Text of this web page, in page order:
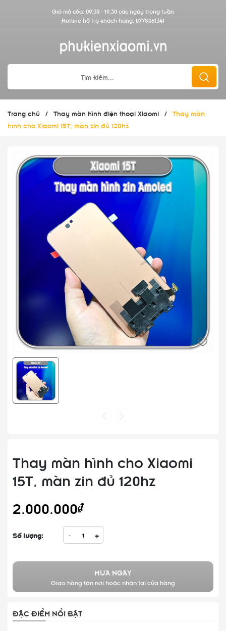
Giờ mở cửa: 09:30 - 19:30 các ngày trong tuần
Hotline hỗ trợ khách hàng: 0778061341
Trang chủ / Thay màn hình điện thoại Xiaomi / Thay màn
hình cho Xiaomi 15T, màn zin đủ 120hz
Thay màn hình cho Xiaomi
15T, màn zin đủ 120hz
2.000.000₫
Số lượng: - +
MUA NGAY
Giao hàng tận nơi hoặc nhận tại cửa hàng
ĐẶC ĐIỂM NỔI BẬT